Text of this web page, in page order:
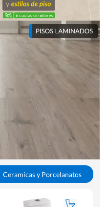
Ceramicas y Porcelanatos
Pisos Flotantes y Laminados